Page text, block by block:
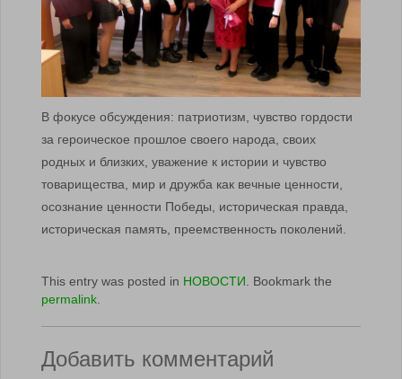
В фокусе обсуждения: патриотизм, чувство гордости
за героическое прошлое своего народа, своих
родных и близких, уважение к истории и чувство
товарищества, мир и дружба как вечные ценности,
осознание ценности Победы, историческая правда,
историческая память, преемственность поколений.
This entry was posted in НОВОСТИ . Bookmark the
permalink
Добавить комментарий